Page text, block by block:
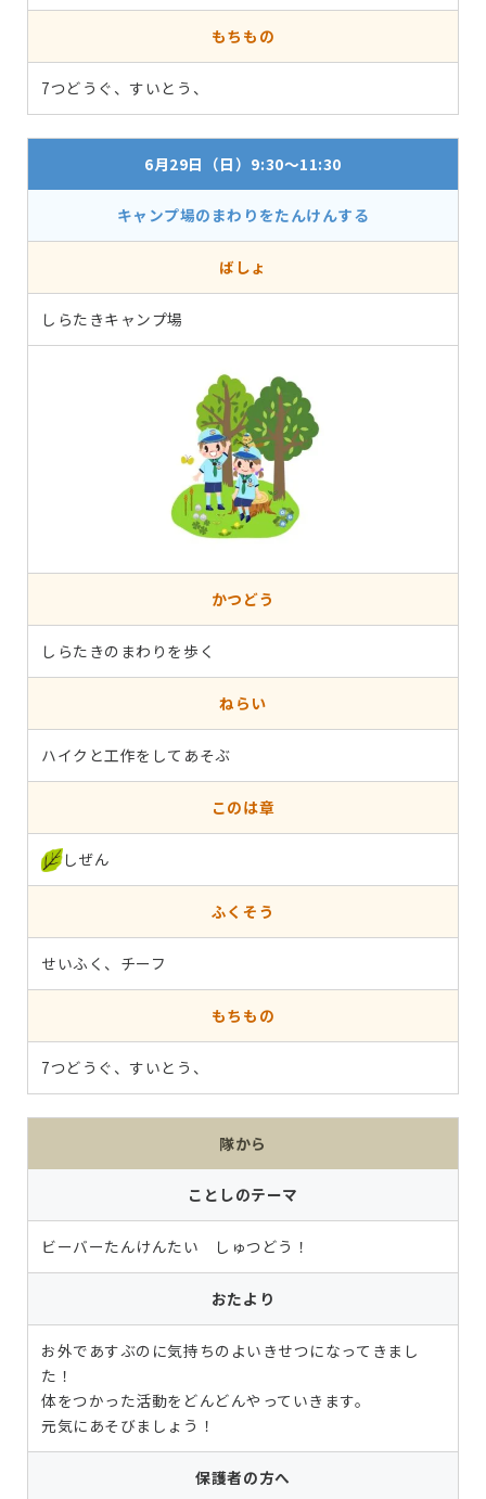
もちもの
7つどうぐ、すいとう、
6月29日（日）9:30～11:30
キャンプ場のまわりをたんけんする
ばしょ
しらたきキャンプ場
かつどう
しらたきのまわりを歩く
ねらい
ハイクと工作をしてあそぶ
このは章
しぜん
ふくそう
せいふく、チーフ
もちもの
7つどうぐ、すいとう、
隊から
ことしのテーマ
ビーバーたんけんたい しゅつどう！
おたより
お外であすぶのに気持ちのよいきせつになってきまし
た！
体をつかった活動をどんどんやっていきます。
元気にあそびましょう！
保護者の方へ